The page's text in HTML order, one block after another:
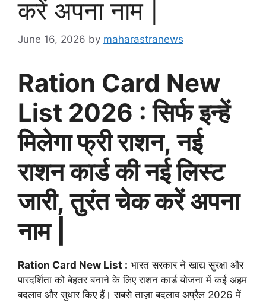
करें अपना नाम |
June 16, 2026 by maharastranews
Ration Card New
List 2026 : सिर्फ इन्हें
मिलेगा फ्री राशन, नई
राशन कार्ड की नई लिस्ट
जारी, तुरंत चेक करें अपना
नाम |
Ration Card New List : भारत सरकार ने खाद्य सुरक्षा और
पारदर्शिता को बेहतर बनाने के लिए राशन कार्ड योजना में कई अहम
बदलाव और सुधार किए हैं। सबसे ताज़ा बदलाव अप्रैल 2026 में